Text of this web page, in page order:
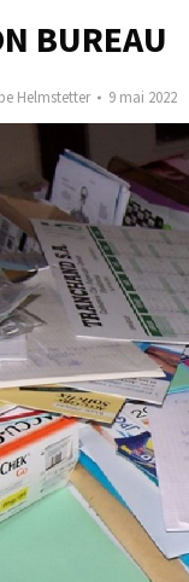
BUREAU
Helmstetter 9 mai 2022